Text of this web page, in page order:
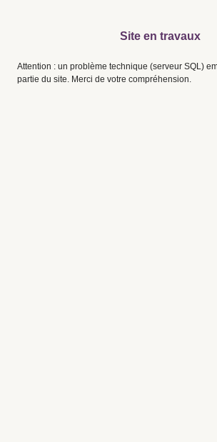
Site en travaux
Attention : un problème technique (serveur SQL)
partie du site. Merci de votre compréhension.